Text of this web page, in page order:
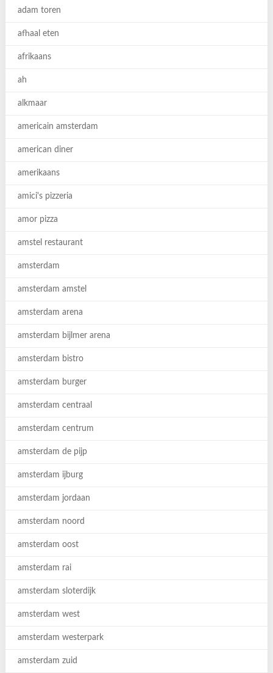
adam toren
afhaal eten
afrikaans
ah
alkmaar
americain amsterdam
american diner
amerikaans
amici's pizzeria
amor pizza
amstel restaurant
amsterdam
amsterdam amstel
amsterdam arena
amsterdam bijlmer arena
amsterdam bistro
amsterdam burger
amsterdam centraal
amsterdam centrum
amsterdam de pijp
amsterdam ijburg
amsterdam jordaan
amsterdam noord
amsterdam oost
amsterdam rai
amsterdam sloterdijk
amsterdam west
amsterdam westerpark
amsterdam zuid